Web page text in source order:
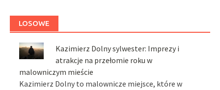
LOSOWE
Kazimierz Dolny sylwester: Imprezy i
atrakcje na przełomie roku w
malowniczym mieście
Kazimierz Dolny to malownicze miejsce, które w